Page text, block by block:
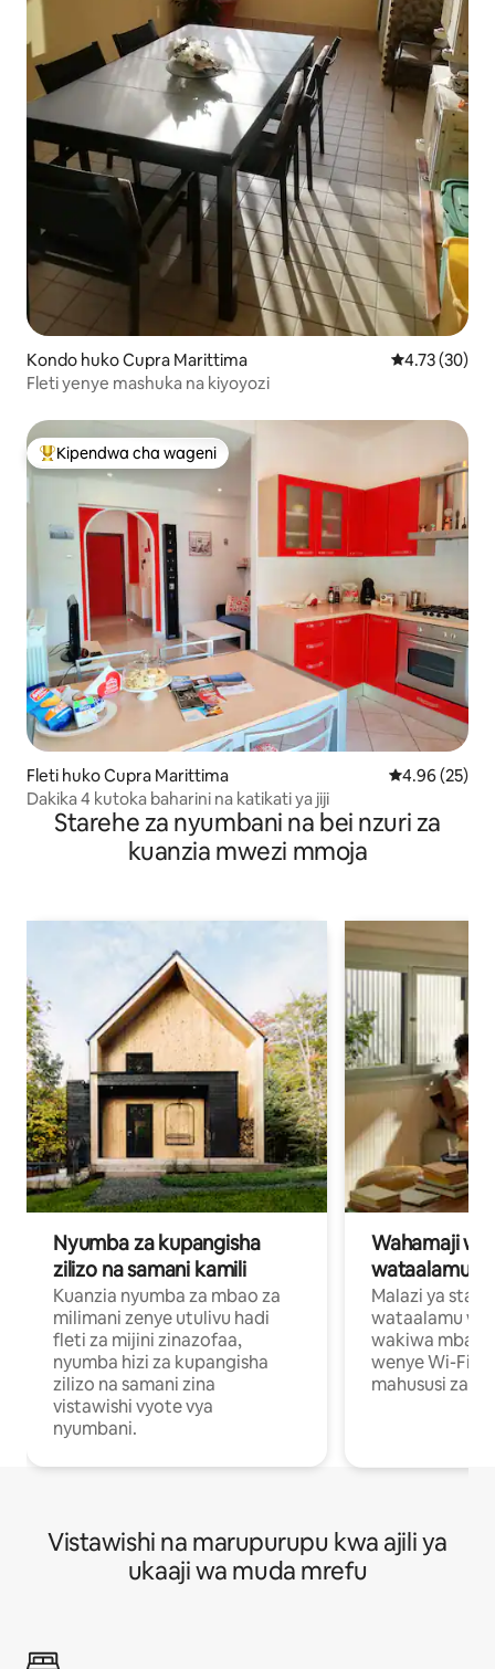
Kondo huko Cupra Marittima Ukadiriaji wa
4.73 (30)
Fleti yenye mashuka na kiyoyozi
Kipendwa maarufu cha wageni
Kipendwa cha wageni
Fleti huko Cupra Marittima Ukadiriaji wa
4.96 (25)
Dakika 4 kutoka baharini na katikati ya jiji
Starehe za nyumbani na bei nzuri za
kuanzia mwezi mmoja
Nyumba za kupangisha
zilizo na samani kamili
Kuanzia nyumba za mbao za
milimani zenye utulivu hadi
fleti za mijini zinazofaa,
nyumba hizi za kupangisha
zilizo na samani zina
vistawishi vyote vya
nyumbani.
Wahamaji
wataalamu
Malazi ya
wataalamu
wakiwa mbali
wenye Wi-Fi
mahususi za
Vistawishi na marupurupu kwa ajili ya
ukaaji wa muda mrefu